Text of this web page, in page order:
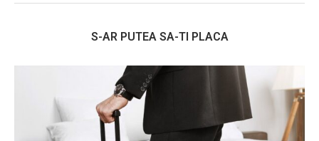
S-AR PUTEA SA-TI PLACA